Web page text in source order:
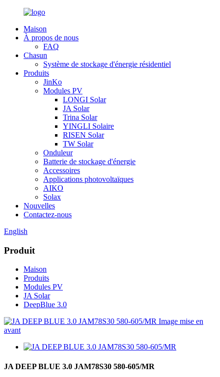
Maison
À propos de nous
FAQ
Chasun
Système de stockage d'énergie résidentiel
Produits
JinKo
Modules PV
LONGI Solar
JA Solar
Trina Solar
YINGLI Solaire
RISEN Solar
TW Solar
Onduleur
Batterie de stockage d'énergie
Accessoires
Applications photovoltaïques
AIKO
Solax
Nouvelles
Contactez-nous
English
Produit
Maison
Produits
Modules PV
JA Solar
DeepBlue 3.0
JA DEEP BLUE 3.0 JAM78S30 580-605/MR